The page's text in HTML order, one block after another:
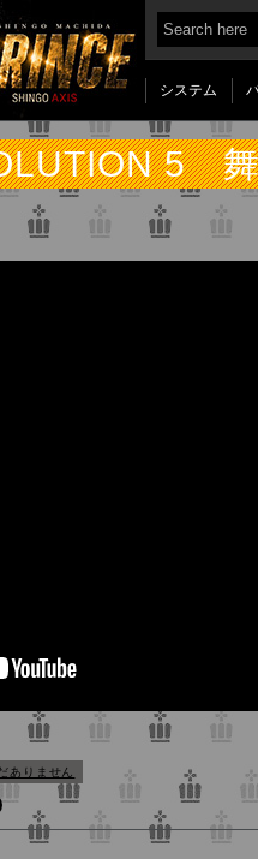
システム
5
ありません